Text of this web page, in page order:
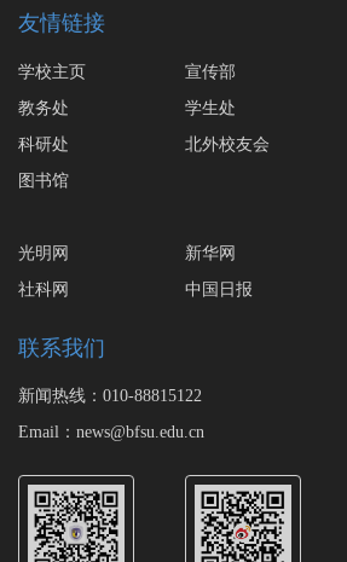
友情链接
学校主页 宣传部
教务处
学生处
科研处
北外校友会
图书馆
光明网 新华网
社科网
中国日报
联系我们
新闻热线：010-88815122
Email：news@bfsu.edu.cn